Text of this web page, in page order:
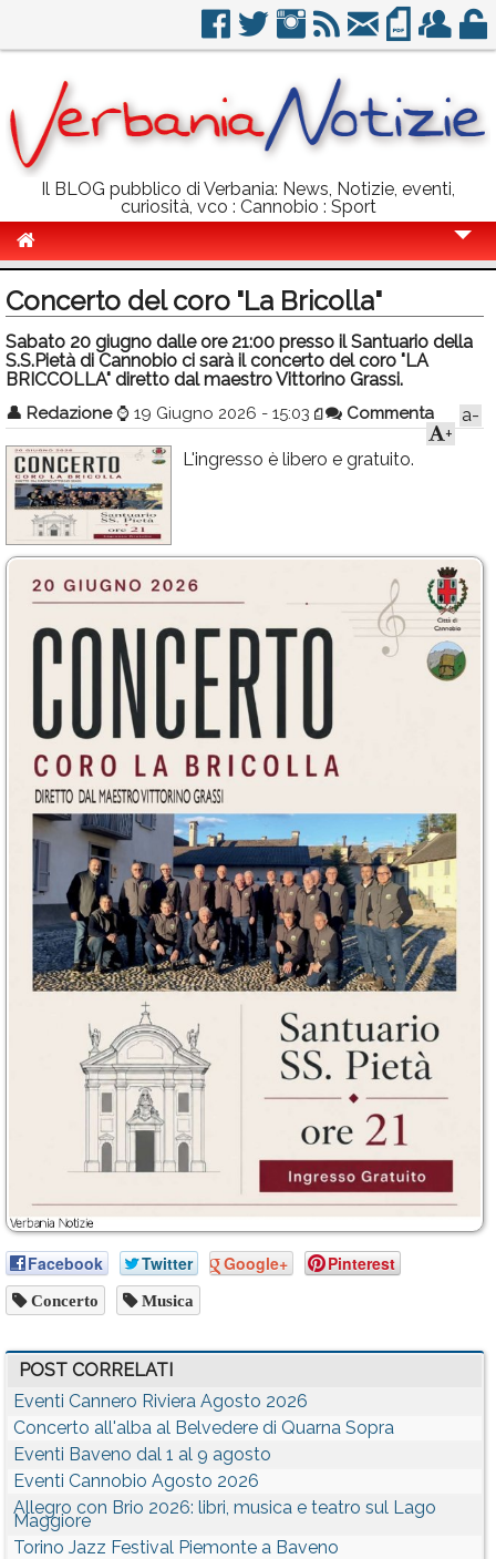
Il BLOG pubblico di Verbania: News, Notizie, eventi,
curiosità, vco : Cannobio : Sport
Politica
Sport
Eventi
Info Utili
Rubriche
Calendario
Concerto del coro "La Bricolla"
Sabato 20 giugno dalle ore 21:00 presso il Santuario della
S.S.Pietà di Cannobio ci sarà il concerto del coro "LA
BRICCOLLA" diretto dal maestro Vittorino Grassi.
👤 Redazione ⌚ 19 Giugno 2026 - 15:03 Commenta
a-
+
L'ingresso è libero e gratuito.
Facebook Twitter Google+ Pinterest
Concerto Musica
POST CORRELATI
Eventi Cannero Riviera Agosto 2026
Concerto all'alba al Belvedere di Quarna Sopra
Eventi Baveno dal 1 al 9 agosto
Eventi Cannobio Agosto 2026
Allegro con Brio 2026: libri, musica e teatro sul Lago
Maggiore
Torino Jazz Festival Piemonte a Baveno